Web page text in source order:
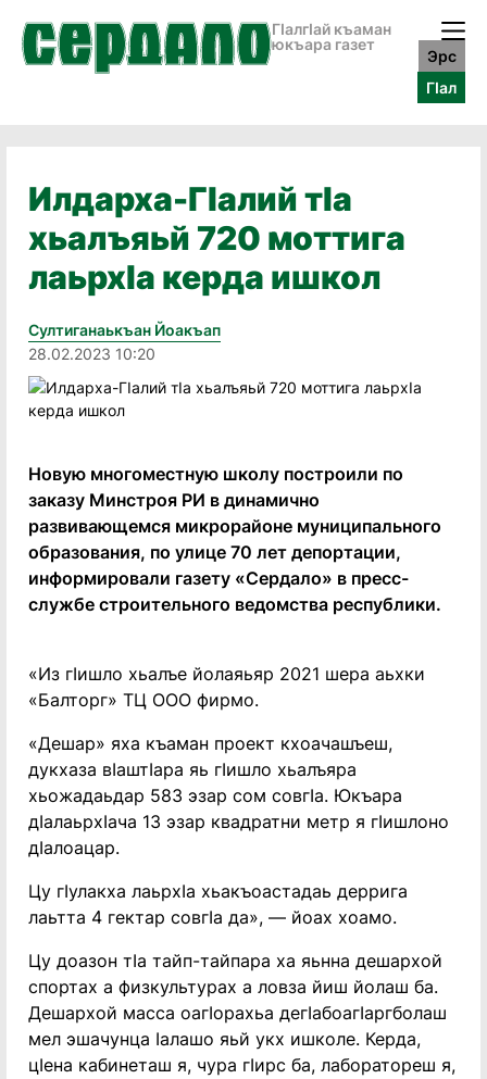
ГӀалгӀай къаман
юкъара газет
Эрс
ГӀал
Илдарха-ГIалий тIа
хьалъяьй 720 моттига
лаьрхIа керда ишкол
Султиганаькъан Йоакъап
28.02.2023 10:20
Новую многоместную школу построили по
заказу Минстроя РИ в динамично
развивающемся микрорайоне муниципального
образования, по улице 70 лет депортации,
информировали газету «Сердало» в пресс-
службе строительного ведомства республики.
«Из гIишло хьалъе йолаяьяр 2021 шера аьхки
«Балторг» ТЦ ООО фирмо.
«Дешар» яха къаман проект кхоачашъеш,
дукхаза вIаштIара яь гIишло хьалъяра
хьожадаьдар 583 эзар сом совгIа. Юкъара
дIалаьрхIача 13 эзар квадратни метр я гIишлоно
дIалоацар.
Цу гIулакха лаьрхIа хьакъоастадаь деррига
лаьтта 4 гектар совгIа да», — йоах хоамо.
Цу доазон тIа тайп-тайпара ха яьнна дешархой
спортах а физкультурах а ловза йиш йолаш ба.
Дешархой масса оагIорахьа дегIабоагIаргболаш
мел эшачунца Iалашо яьй укх ишколе. Керда,
цIена кабинеташ я, чура гIирс ба, лаборатореш я,